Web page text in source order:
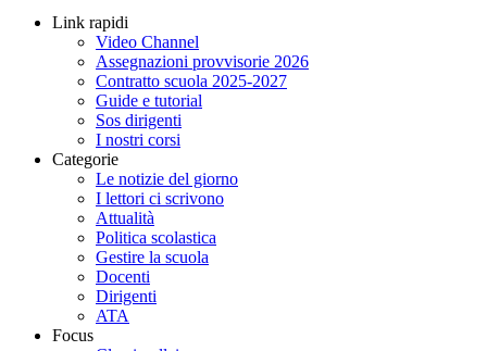
Link rapidi
Video Channel
Assegnazioni provvisorie 2026
Contratto scuola 2025-2027
Guide e tutorial
Sos dirigenti
I nostri corsi
Categorie
Le notizie del giorno
I lettori ci scrivono
Attualità
Politica scolastica
Gestire la scuola
Docenti
Dirigenti
ATA
Focus